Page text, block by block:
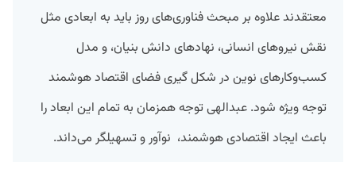
معتقدند علاوه بر مبحث فناوری‌های روز باید به ابعادی مثل
نقش نیروهای انسانی، نهادهای دانش بنیان، و مدل‌
کسب‌وکارهای نوین در شکل گیری فضای اقتصاد هوشمند
توجه ویژه شود. عبدالهی توجه همزمان به تمام این ابعاد را
باعث ایجاد اقتصادی هوشمند، نوآور و تسهیلگر می‌داند.